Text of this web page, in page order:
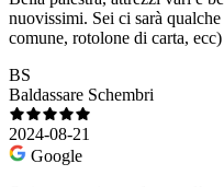
nuovissimi. Sei ci sarà
comune, rotolone di carta,
BS
Baldassare Schembri
2024-08-21
Google